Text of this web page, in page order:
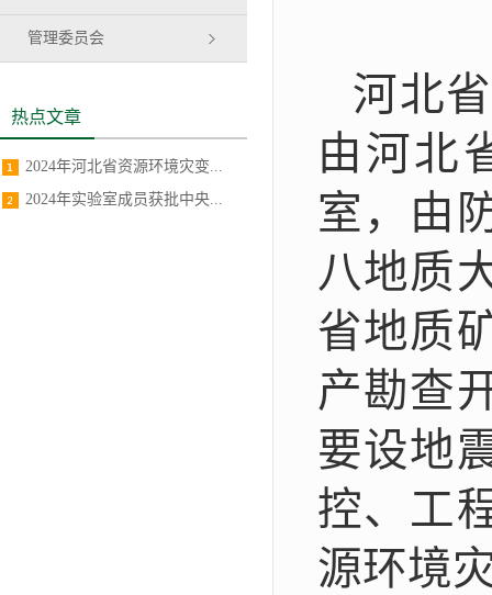
管理委员会
热点文章
2024年河北省资源环境灾变...
2024年实验室成员获批中央...
河北
由河北
室，由
八地质
省地质
产勘查
要设地
控、工
源环境